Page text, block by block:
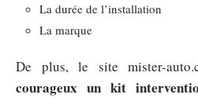
La durée de l’installation
La marque
De plus, le site mister-
courageux un kit